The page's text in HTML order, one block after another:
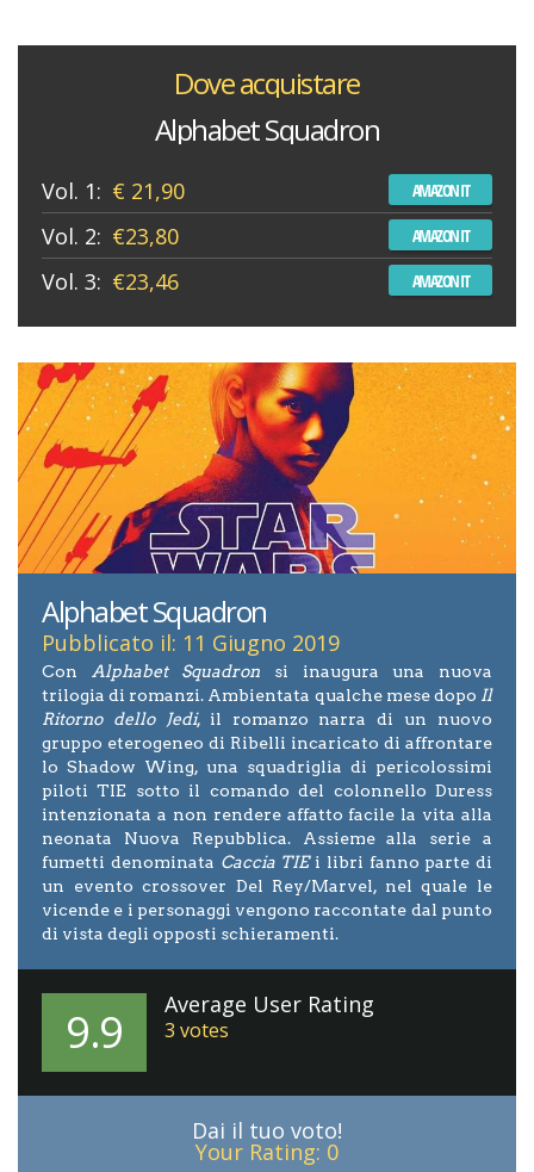
Dove acquistare
Alphabet Squadron
Vol. 1: € 21,90 AMAZON IT
Vol. 2: €23,80 AMAZON IT
Vol. 3: €23,46 AMAZON IT
Alphabet Squadron
Pubblicato il: 11 Giugno 2019
Con Alphabet Squadron si inaugura una nuova
trilogia di romanzi. Ambientata qualche mese dopo Il
Ritorno dello Jedi, il romanzo narra di un nuovo
gruppo eterogeneo di Ribelli incaricato di affrontare
lo Shadow Wing, una squadriglia di pericolossimi
piloti TIE sotto il comando del colonnello Duress
intenzionata a non rendere affatto facile la vita alla
neonata Nuova Repubblica. Assieme alla serie a
fumetti denominata Caccia TIEi libri fanno parte di
un evento crossover Del Rey/Marvel, nel quale le
vicende e i personaggi vengono raccontate dal punto
di vista degli opposti schieramenti.
9.9 Average User Rating
3 votes
Dai il tuo voto!
Your Rating: 0